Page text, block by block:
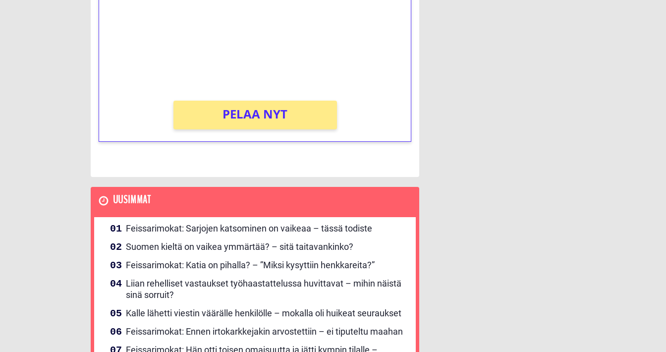
PELAA NYT
UUSIMMAT
Feissarimokat: Sarjojen katsominen on vaikeaa – tässä todiste
Suomen kieltä on vaikea ymmärtää? – sitä taitavankinko?
Feissarimokat: Katia on pihalla? – ”Miksi kysyttiin henkkareita?”
Liian rehelliset vastaukset työhaastattelussa huvittavat – mihin näistä
sinä sorruit?
Kalle lähetti viestin väärälle henkilölle – mokalla oli huikeat seuraukset
Feissarimokat: Ennen irtokarkkejakin arvostettiin – ei tiputeltu maahan
Feissarimokat: Hän otti toisen omaisuutta ja jätti kympin tilalle –